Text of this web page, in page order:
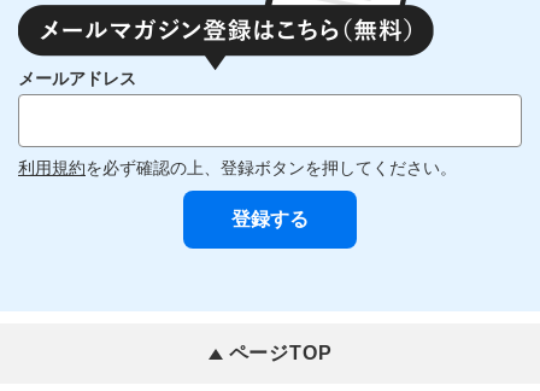
メールアドレス
利用規約を必ず確認の上、登録ボタンを押してください。
ページTOP